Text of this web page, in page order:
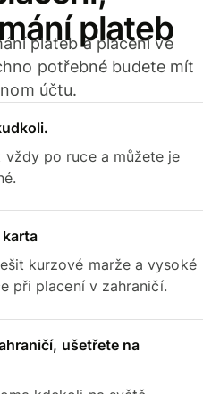
plateb
plateb a placení ve
potřebné budete mít
účtu.
vždy po ruce a můžete je
kurzové marže a vysoké
při placení v zahraničí.
ušetřete na